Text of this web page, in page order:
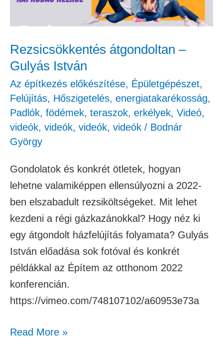
Rezsicsökkentés átgondoltan –
Gulyás István
Az építkezés előkészítése, Épületgépészet,
Felújítás, Hőszigetelés, energiatakarékosság,
Padlók, födémek, teraszok, erkélyek, Videó,
videók, videók, videók, videók / Bodnár
György
Gondolatok és konkrét ötletek, hogyan
lehetne valamiképpen ellensúlyozni a 2022-
ben elszabadult rezsiköltségeket. Mit lehet
kezdeni a régi gázkazánokkal? Hogy néz ki
egy átgondolt házfelújítás folyamata? Gulyás
István előadása sok fotóval és konkrét
példákkal az Építem az otthonom 2022
konferencián.
https://vimeo.com/748107102/a60953e73a
Read More »